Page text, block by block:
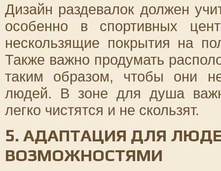
Дизайн раздевалок должен
особенно в спортивных
нескользящие покрытия на
Также важно продумать
таким образом, чтобы они
людей. В зоне для душа
легко чистятся и не скользят.
5. АДАПТАЦИЯ ДЛЯ
ВОЗМОЖНОСТЯМИ